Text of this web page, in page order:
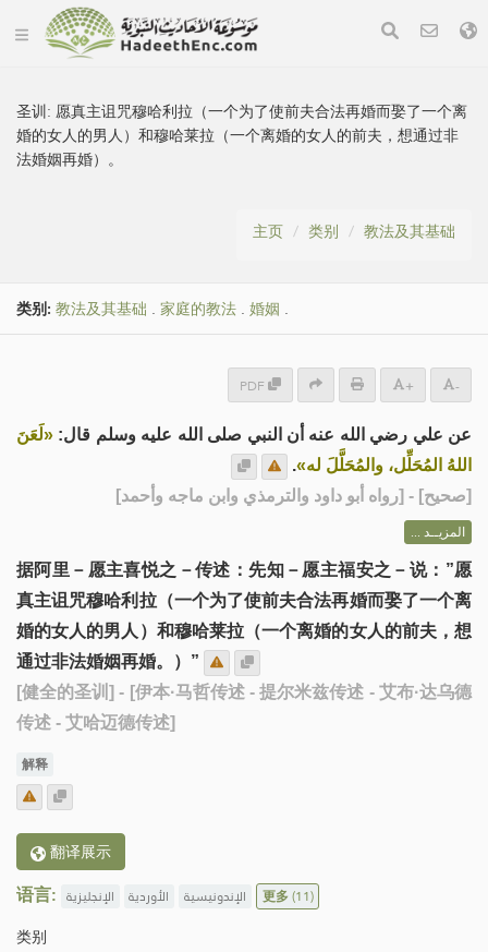
圣训:愿真主诅咒穆哈利拉（一个为了使前夫合法再婚而娶了一个离
婚的女人的男人）和穆哈莱拉（一个离婚的女人的前夫，想通过非
法婚姻再婚）。
主页 类别 教法及其基础
类别: 教法及其基础 . 家庭的教法 . 婚姻 .
PDF + -
عن علي رضي الله عنه أن النبي صلى الله عليه وسلم قال: «لَعَنَ
اللهُ المُحَلِّل، والمُحَلَّلَ له».
[صحيح] - [رواه أبو داود والترمذي وابن ماجه وأحمد]
المزيــد ...
据阿里－愿主喜悦之－传述：先知－愿主福安之－说：”愿
真主诅咒穆哈利拉（一个为了使前夫合法再婚而娶了一个离
婚的女人的男人）和穆哈莱拉（一个离婚的女人的前夫，想
通过非法婚姻再婚。）”
[健全的圣训] - [伊本·马哲传述 - 提尔米兹传述 - 艾布·达乌德
传述 - 艾哈迈德传述]
解释
翻译展示
语言: الإنجليزية الأوردية الإندونيسية 更多(11)
类别